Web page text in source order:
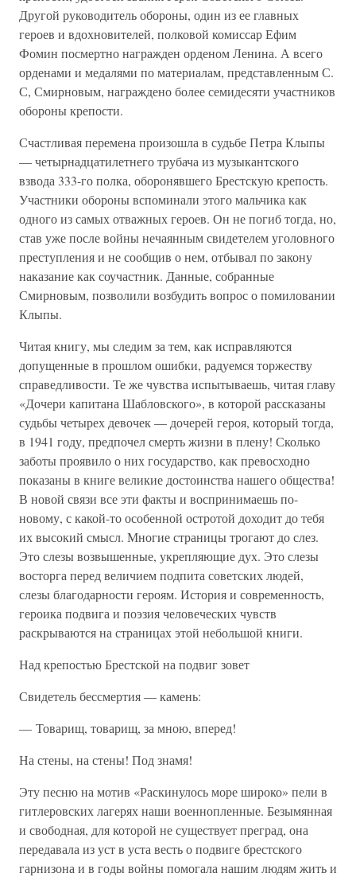
Другой руководитель обороны, один из ее главных
героев и вдохновителей, полковой комиссар Ефим
Фомин посмертно награжден орденом Ленина. А всего
орденами и медалями по материалам, представленным С.
С, Смирновым, награждено более семидесяти участников
обороны крепости.
Счастливая перемена произошла в судьбе Петра Клыпы
— четырнадцатилетнего трубача из музыкантского
взвода 333-го полка, оборонявшего Брестскую крепость.
Участники обороны вспоминали этого мальчика как
одного из самых отважных героев. Он не погиб тогда, но,
став уже после войны нечаянным свидетелем уголовного
преступления и не сообщив о нем, отбывал по закону
наказание как соучастник. Данные, собранные
Смирновым, позволили возбудить вопрос о помиловании
Клыпы.
Читая книгу, мы следим за тем, как исправляются
допущенные в прошлом ошибки, радуемся торжеству
справедливости. Те же чувства испытываешь, читая главу
«Дочери капитана Шабловского», в которой рассказаны
судьбы четырех девочек — дочерей героя, который тогда,
в 1941 году, предпочел смерть жизни в плену! Сколько
заботы проявило о них государство, как превосходно
показаны в книге великие достоинства нашего общества!
В новой связи все эти факты и воспринимаешь по-
новому, с какой-то особенной остротой доходит до тебя
их высокий смысл. Многие страницы трогают до слез.
Это слезы возвышенные, укрепляющие дух. Это слезы
восторга перед величием подпита советских людей,
слезы благодарности героям. История и современность,
героика подвига и поэзия человеческих чувств
раскрываются на страницах этой небольшой книги.
Над крепостью Брестской на подвиг зовет
Свидетель бессмертия — камень:
— Товарищ, товарищ, за мною, вперед!
На стены, на стены! Под знамя!
Эту песню на мотив «Раскинулось море широко» пели в
гитлеровских лагерях наши военнопленные. Безымянная
и свободная, для которой не существует преград, она
передавала из уст в уста весть о подвиге брестского
гарнизона и в годы войны помогала нашим людям жить и